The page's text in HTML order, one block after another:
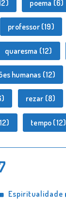
poema (6)
professor(19)
quaresma (12)
humanas (12)
rezar (8)
tempo (12)
Espiritualidade